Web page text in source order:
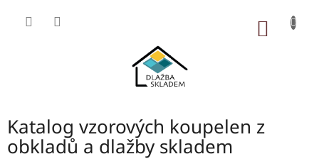
Katalog vzorových koupelen z
obkladů a dlažby skladem